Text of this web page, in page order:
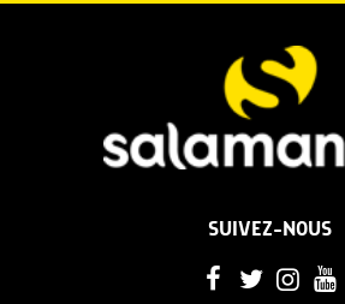
SUIVEZ-NOUS